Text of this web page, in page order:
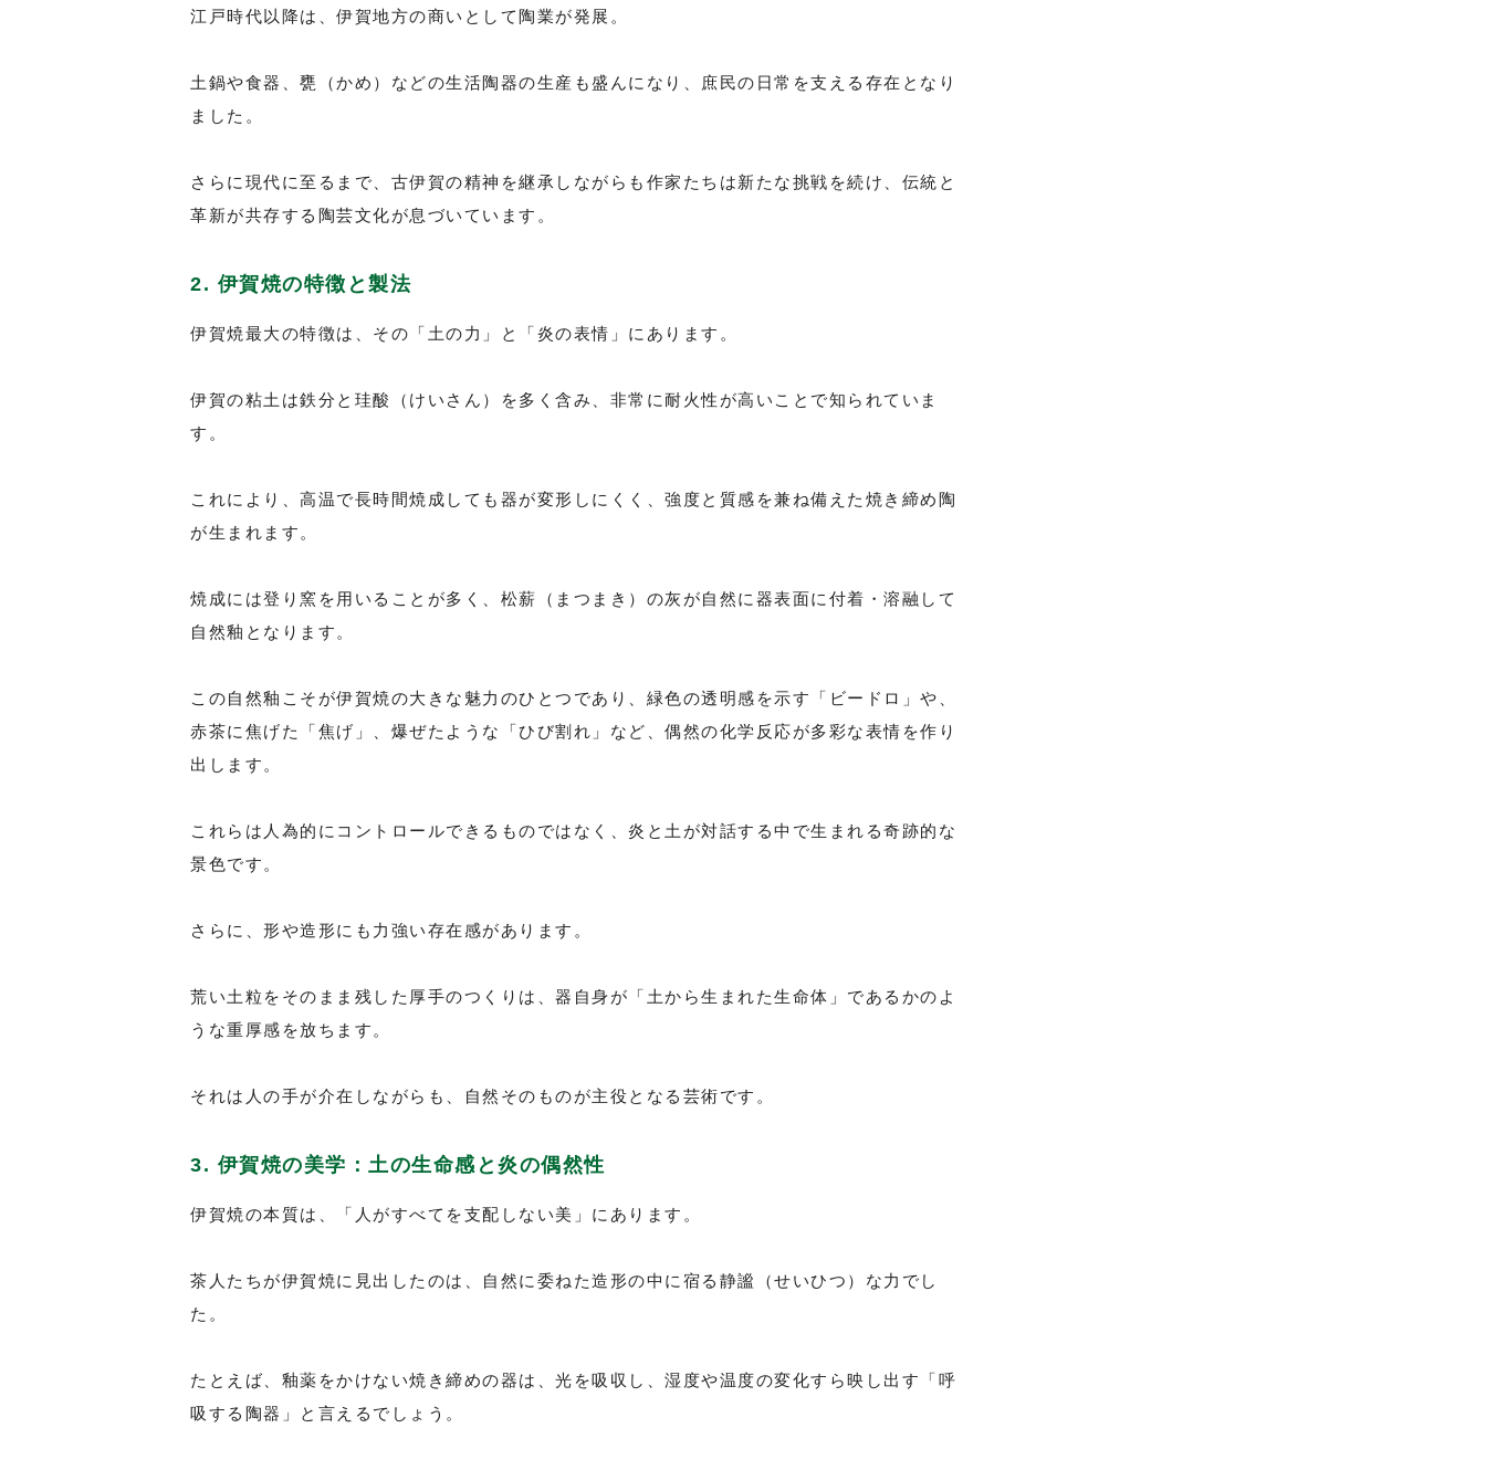
江戸時代以降は、伊賀地方の商いとして陶業が発展。
土鍋や食器、甕（かめ）などの生活陶器の生産も盛んになり、庶民の日常を支える存在となり
ました。
さらに現代に至るまで、古伊賀の精神を継承しながらも作家たちは新たな挑戦を続け、伝統と
革新が共存する陶芸文化が息づいています。
2. 伊賀焼の特徴と製法
伊賀焼最大の特徴は、その「土の力」と「炎の表情」にあります。
伊賀の粘土は鉄分と珪酸（けいさん）を多く含み、非常に耐火性が高いことで知られていま
す。
これにより、高温で長時間焼成しても器が変形しにくく、強度と質感を兼ね備えた焼き締め陶
が生まれます。
焼成には登り窯を用いることが多く、松薪（まつまき）の灰が自然に器表面に付着・溶融して
自然釉となります。
この自然釉こそが伊賀焼の大きな魅力のひとつであり、緑色の透明感を示す「ビードロ」や、
赤茶に焦げた「焦げ」、爆ぜたような「ひび割れ」など、偶然の化学反応が多彩な表情を作り
出します。
これらは人為的にコントロールできるものではなく、炎と土が対話する中で生まれる奇跡的な
景色です。
さらに、形や造形にも力強い存在感があります。
荒い土粒をそのまま残した厚手のつくりは、器自身が「土から生まれた生命体」であるかのよ
うな重厚感を放ちます。
それは人の手が介在しながらも、自然そのものが主役となる芸術です。
3. 伊賀焼の美学：土の生命感と炎の偶然性
伊賀焼の本質は、「人がすべてを支配しない美」にあります。
茶人たちが伊賀焼に見出したのは、自然に委ねた造形の中に宿る静謐（せいひつ）な力でし
た。
たとえば、釉薬をかけない焼き締めの器は、光を吸収し、湿度や温度の変化すら映し出す「呼
吸する陶器」と言えるでしょう。